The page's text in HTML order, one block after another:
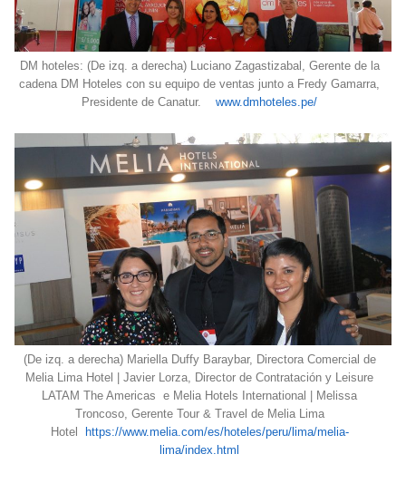
DM hoteles: (De izq. a derecha) Luciano Zagastizabal, Gerente de la
cadena DM Hoteles con su equipo de ventas junto a Fredy Gamarra,
Presidente de Canatur. www.dmhoteles.pe/
(De izq. a derecha) Mariella Duffy Baraybar, Directora Comercial de
Melia Lima Hotel | Javier Lorza, Director de Contratación y Leisure
LATAM The Americas e Melia Hotels International | Melissa
Troncoso, Gerente Tour & Travel de Melia Lima
Hotel
https://www.melia.com/es/hoteles/peru/lima/melia-
lima/index.html